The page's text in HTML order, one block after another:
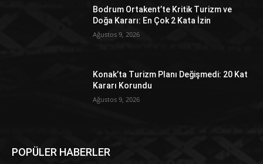
Bodrum Ortakent’te Kritik Turizm ve
Doğa Kararı: En Çok 2 Kata İzin
Ağustos 9, 2026
Konak’ta Turizm Planı Değişmedi: 20 Kat
Kararı Korundu
Ağustos 9, 2026
POPÜLER HABERLER